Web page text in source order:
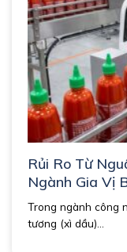
Rủi Ro Từ
Ngành Gia Vị
Màu Và Biến Vị.
Trong ngành công
tương (xì dầu)...